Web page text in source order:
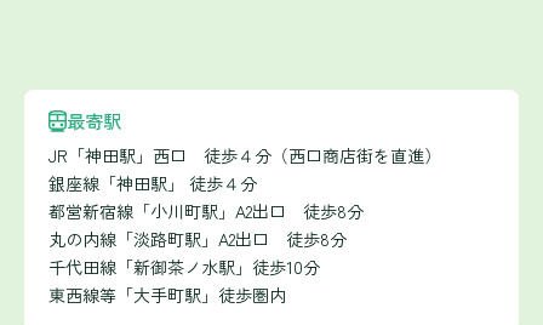
最寄駅
JR「神田駅」西口 徒歩４分（西口商店街を直進）
銀座線「神田駅」 徒歩４分
都営新宿線「小川町駅」A2出口 徒歩8分
丸の内線「淡路町駅」A2出口 徒歩8分
千代田線「新御茶ノ水駅」徒歩10分
東西線等「大手町駅」徒歩圏内